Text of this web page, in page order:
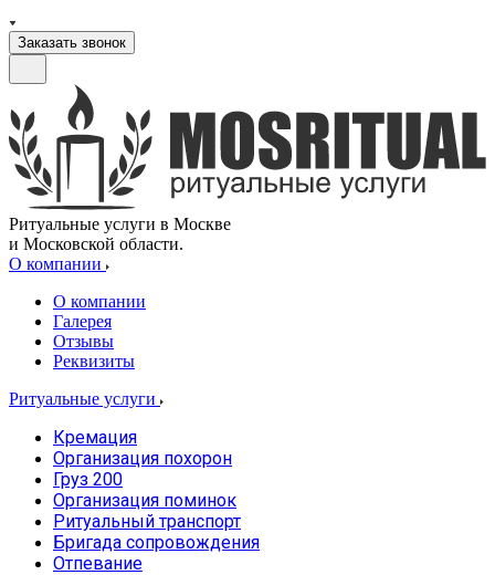
Заказать звонок
Ритуальные услуги в Москве
и Московской области.
О компании
О компании
Галерея
Отзывы
Реквизиты
Ритуальные услуги
Кремация
Организация похорон
Груз 200
Организация поминок
Ритуальный транспорт
Бригада сопровождения
Отпевание